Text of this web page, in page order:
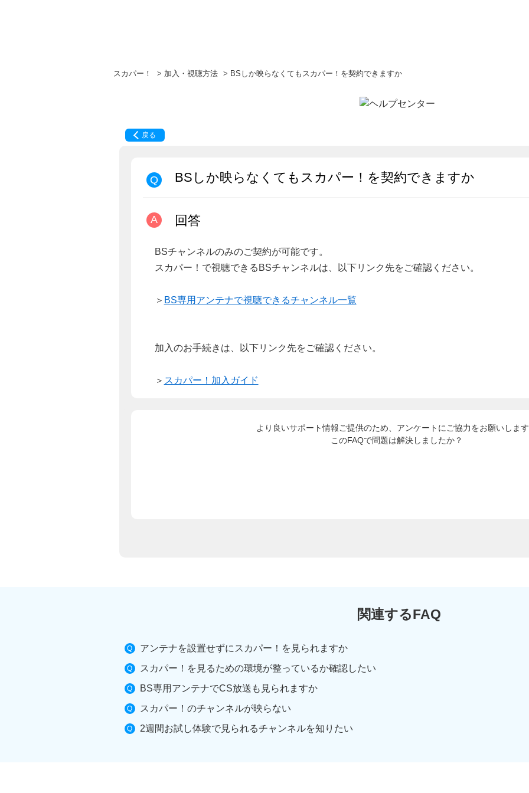
スカパー！ > 加入・視聴方法 > BSしか映らなくてもスカパー！を契約できますか
戻る
BSしか映らなくてもスカパー！を契約できますか
回答
BSチャンネルのみのご契約が可能です。
スカパー！で視聴できるBSチャンネルは、以下リンク先をご確認ください。
＞ BS専用アンテナで視聴できるチャンネル一覧
加入のお手続きは、以下リンク先をご確認ください。
＞ スカパー！加入ガイド
より良いサポート情報ご提供のため、アンケートにご協力をお願いしま
このFAQで問題は解決しましたか？
関連するFAQ
アンテナを設置せずにスカパー！を見られますか
スカパー！を見るための環境が整っているか確認したい
BS専用アンテナでCS放送も見られますか
スカパー！のチャンネルが映らない
2週間お試し体験で見られるチャンネルを知りたい